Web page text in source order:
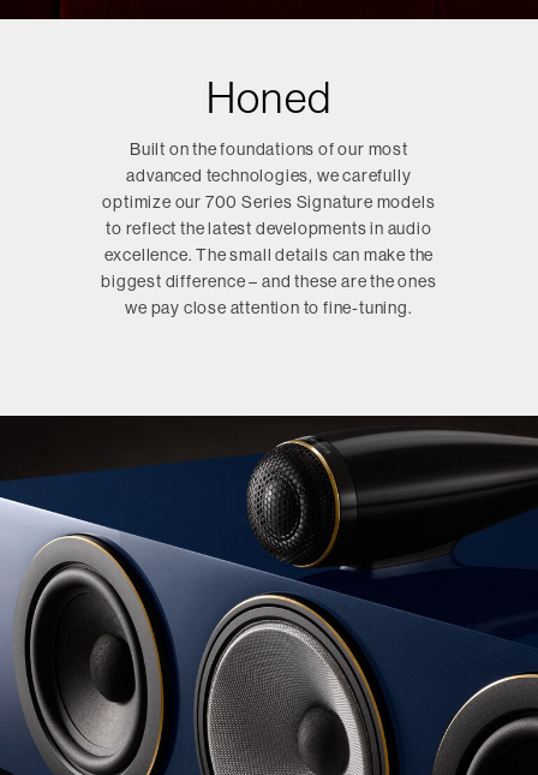
Honed
Built on the foundations of our most
advanced technologies, we carefully
optimize our 700 Series Signature models
to reflect the latest developments in audio
excellence. The small details can make the
biggest difference – and these are the ones
we pay close attention to fine-tuning.